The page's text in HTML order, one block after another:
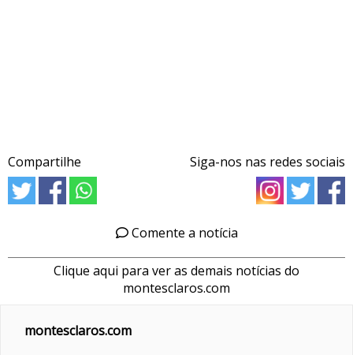
Compartilhe Siga-nos nas redes sociais
Comente a notícia
Clique aqui para ver as demais notícias do
montesclaros.com
montesclaros.com